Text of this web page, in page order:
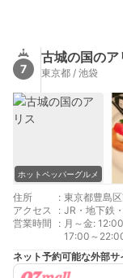
7
古城の国のア
東京都 / 池袋
ホットペッパーグルメ
住所 : 東京都豊島
アクセス
: JR・地下鉄
営業時間
: 月～金:
17:00～
日: 12:00～
ネット予約可能な外部サ